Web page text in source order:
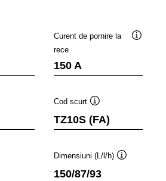
Curent de pornire la
rece
150 A
Cod scurt
TZ10S (FA)
Dimensiuni (L/l/h)
150/87/93